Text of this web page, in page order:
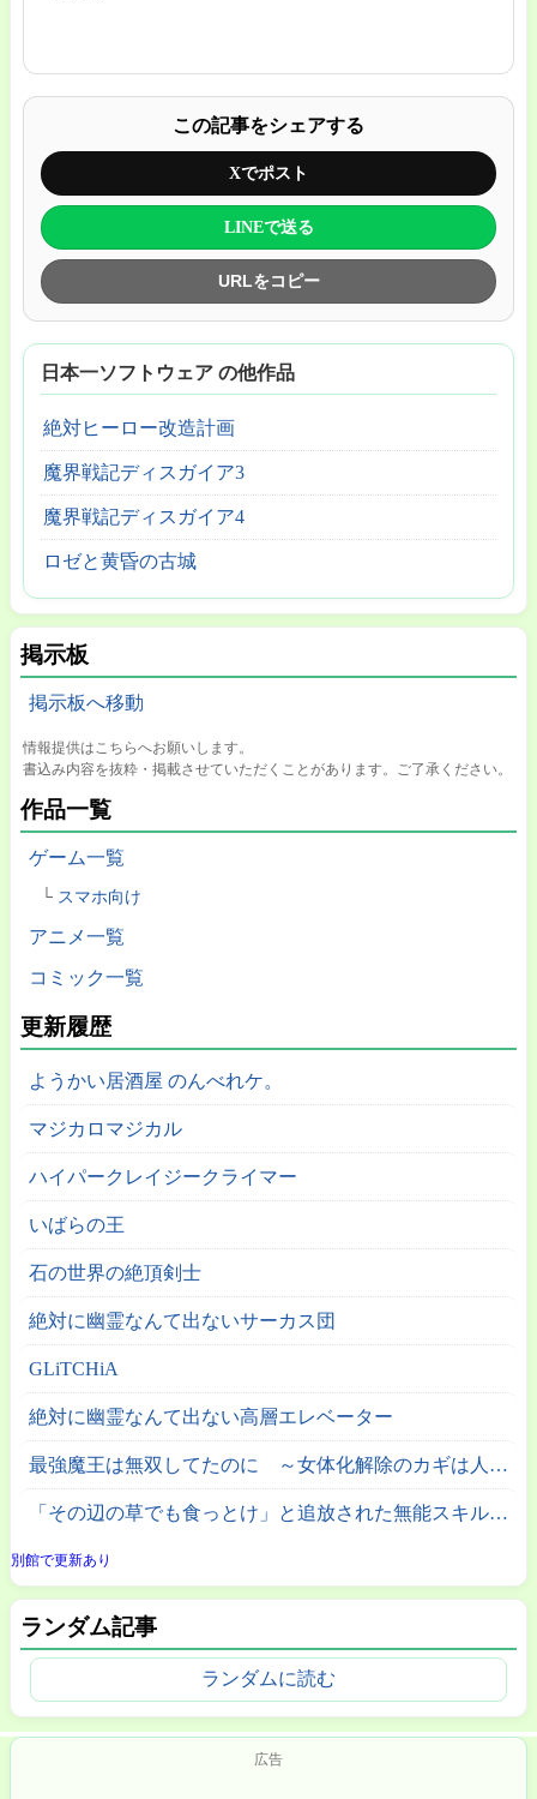
掲示板
掲示板へ移動
情報提供はこちらへお願いします。
書込み内容を抜粋・掲載させていただくことがあります。ご了承ください。
作品一覧
ゲーム一覧
スマホ向け
アニメ一覧
コミック一覧
更新履歴
ようかい居酒屋 のんべれケ。
マジカロマジカル
ハイパークレイジークライマー
いばらの王
石の世界の絶頂剣士
絶対に幽霊なんて出ないサーカス団
GLiTCHiA
絶対に幽霊なんて出ない高層エレベーター
最強魔王は無双してたのに ～女体化解除のカギは人助けの旅でした～
「その辺の草でも食っとけ」と追放された無能スキル【植物食い】持ち転生者、エルフの里で幻の植物を食べて無双する
別館で更新あり
この記事をシェアする
Xでポスト
LINEで送る
URLをコピー
日本一ソフトウェア の他作品
絶対ヒーロー改造計画
魔界戦記ディスガイア3
魔界戦記ディスガイア4
ロゼと黄昏の古城
ランダム記事
ランダムに読む
広告